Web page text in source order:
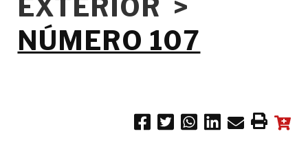
EXTERIOR >
NÚMERO 107